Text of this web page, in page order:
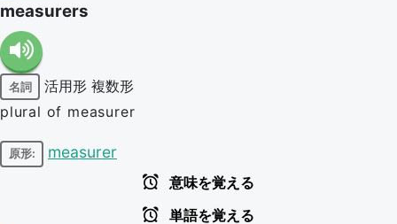
measurers
名詞 活用形 複数形
plural of measurer
原形: measurer
意味を覚える
単語を覚える